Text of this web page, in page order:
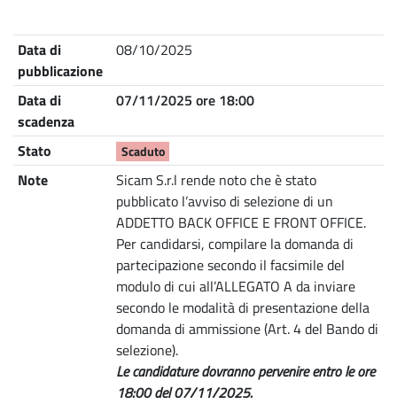
Nome Descrizione
Data di
pubblicazione
08/10/2025
Data di
scadenza
07/11/2025 ore 18:00
Stato Scaduto
Note
Sicam S.r.l rende noto che è stato
pubblicato l’avviso di selezione di un
ADDETTO BACK OFFICE E FRONT OFFICE.
Per candidarsi, compilare la domanda di
partecipazione secondo il facsimile del
modulo di cui all’ALLEGATO A da inviare
secondo le modalità di presentazione della
domanda di ammissione (Art. 4 del Bando di
selezione).
Le candidature dovranno pervenire entro le ore
18:00 del 07/11/2025.